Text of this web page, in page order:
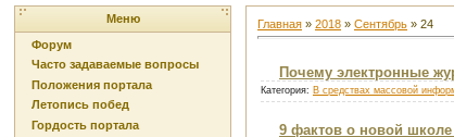
Меню
Форум
Часто задаваемые вопросы
Положения портала
Летопись побед
Гордость портала
Главная » 2018 » Сентябрь » 24
Почему электронные
Категория: В средствах массовой
9 фактов о новой